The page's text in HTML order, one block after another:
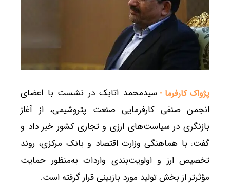
پژواک کارفرما - سیدمحمد اتابک در نشست با اعضای
انجمن صنفی کارفرمایی صنعت پتروشیمی، از آغاز
بازنگری در سیاست‌های ارزی و تجاری کشور خبر داد و
گفت: با هماهنگی وزارت اقتصاد و بانک مرکزی، روند
تخصیص ارز و اولویت‌بندی واردات به‌منظور حمایت
مؤثرتر از بخش تولید مورد بازبینی قرار گرفته است.